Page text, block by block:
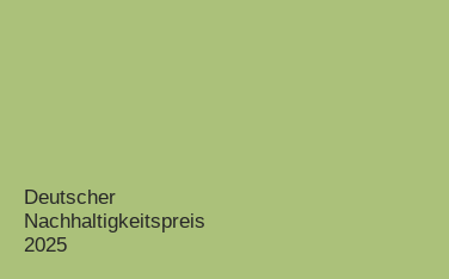
Deutscher
Nachhaltigkeitspreis
2025